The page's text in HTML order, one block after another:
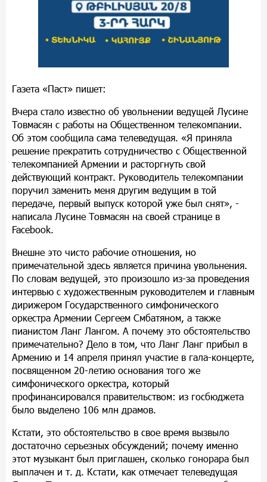
Газета «Паст» пишет:
Вчера стало известно об увольнении ведущей Лусине
Товмасян с работы на Общественном телекомпании.
Об этом сообщила сама телеведущая. «Я приняла
решение прекратить сотрудничество с Общественной
телекомпанией Армении и расторгнуть свой
действующий контракт. Руководитель телекомпании
поручил заменить меня другим ведущим в той
передаче, первый выпуск которой уже был снят», -
написала Лусине Товмасян на своей странице в
Facebook.
Внешне это чисто рабочие отношения, но
примечательной здесь является причина увольнения.
По словам ведущей, это произошло из-за проведения
интервью с художественным руководителем и главным
дирижером Государственного симфонического
оркестра Армении Сергеем Смбатяном, а также
пианистом Ланг Лангом. А почему это обстоятельство
примечательно? Дело в том, что Ланг Ланг прибыл в
Армению и 14 апреля принял участие в гала-концерте,
посвященном 20-летию основания того же
симфонического оркестра, который
профинансировался правительством: из госбюджета
было выделено 106 млн драмов.
Кстати, это обстоятельство в свое время вызвыло
достаточно серьезных обсуждений; почему именно
этот музыкант был приглашен, сколько гонорара был
выплачен и т. д. Кстати, как отмечает телеведущая